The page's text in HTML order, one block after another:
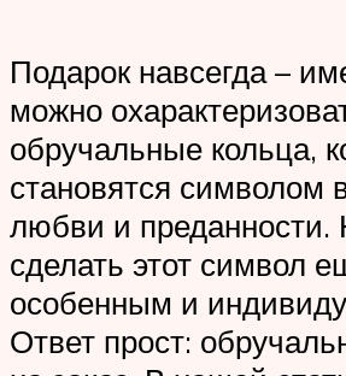
Подарок навсегда –
можно
обручальные кольца,
становятся символом
любви и преданности.
сделать этот символ
особенным и
Ответ прост: